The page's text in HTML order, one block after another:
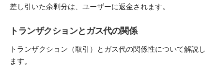
差し引いた余剰分は、ユーザーに返金されます。
トランザクションとガス代の関係
トランザクション（取引）とガス代の関係性について解説し
ます。